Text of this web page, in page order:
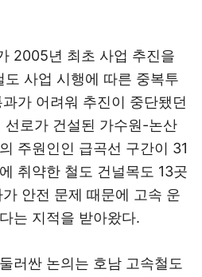
2005년 최초 사업 추진을
사업 시행에 따른 중복투
가 어려워 추진이 중단됐던
선로가 건설된 가수원-논산
주원인인 급곡선 구간이 31
취약한 철도 건널목도 13곳
안전 문제 때문에 고속 운
는 지적을 받아왔다.
러싼 논의는 호남 고속철도